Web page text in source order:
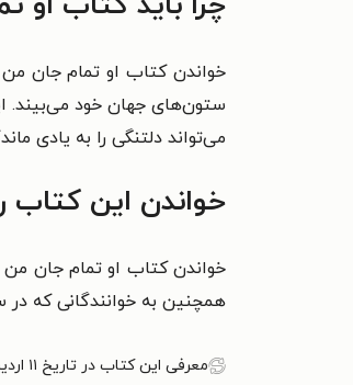
خواندن کتاب او تمام جان
ستون‌های جهان خود می‌بیند.
می‌تواند دلتنگی را به یادی
خواندن این کتاب
خواندن کتاب او تمام جان من
همچنین به خوانندگانی که در
معرفی این کتاب در تاریخ ۱۱ اردیبهشت ۱۴۰۵ به‌روزرسانی شده است.